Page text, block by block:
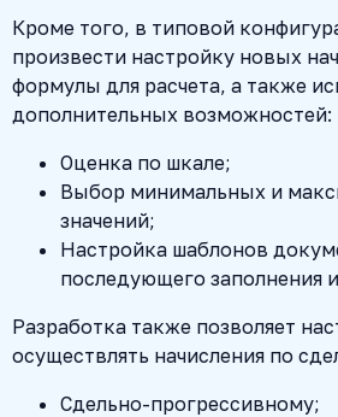
Кроме того, в типовой
произвести настройку новых
формулы для расчета, а также
дополнительных возможностей:
Оценка по шкале;
Выбор минимальных и
значений;
Настройка шаблонов
последующего заполнения
Разработка также позволяет
осуществлять начисления по
Сдельно-прогрессивному;